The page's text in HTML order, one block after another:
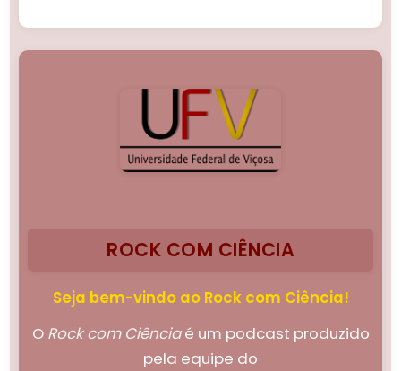
ROCK COM CIÊNCIA
Seja bem-vindo ao Rock com Ciência!
O Rock com Ciênciaé um podcast produzido
pela equipe do